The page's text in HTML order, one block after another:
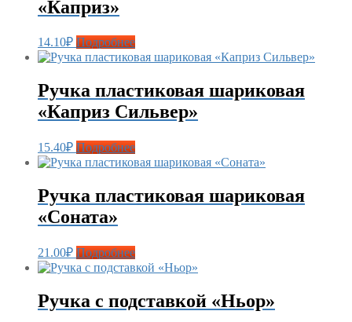
«Каприз»
14.10₽ Подробнее
Ручка пластиковая шариковая
«Каприз Сильвер»
15.40₽ Подробнее
Ручка пластиковая шариковая
«Соната»
21.00₽ Подробнее
Ручка с подставкой «Ньор»